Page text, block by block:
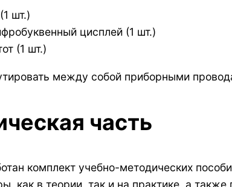
шт.)
цисплей (1 шт.)
(1 шт.)
между собой приборными
часть
комплект учебно-методических
как в теории, так и на практике, а